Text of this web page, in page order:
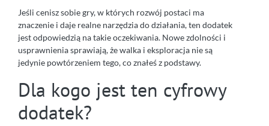
Jeśli cenisz sobie gry, w których rozwój postaci ma
znaczenie i daje realne narzędzia do działania, ten dodatek
jest odpowiedzią na takie oczekiwania. Nowe zdolności i
usprawnienia sprawiają, że walka i eksploracja nie są
jedynie powtórzeniem tego, co znałeś z podstawy.
Dla kogo jest ten cyfrowy
dodatek?